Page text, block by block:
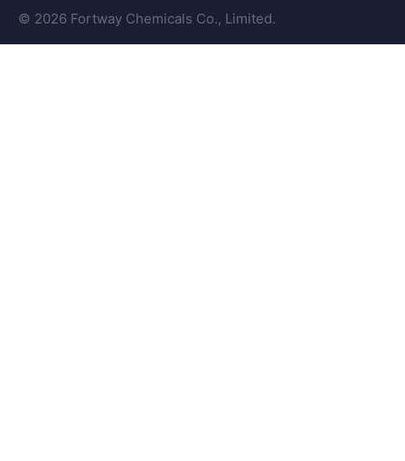
© 2026 Fortway Chemicals Co., Limited.